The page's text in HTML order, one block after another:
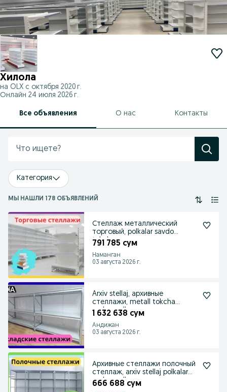
Хилола
на OLX с октября 2020 г.
Онлайн 24 июля 2026 г.
Все объявления О нас Контакты
Категория
МЫ НАШЛИ 178 ОБЪЯВЛЕНИЙ
Стеллаж металлический
торговый, polkalar savdo
tokcha
791 785 сум
Наманган
03 августа 2026 г.
Arxiv stellaj, архивные
стеллажи, metall tokcha
ombor polka
1 632 638 сум
Андижан
03 августа 2026 г.
Архивные стеллажи полочный
стеллаж, arxiv stellaj polkalar
ombor polka
666 688 сум